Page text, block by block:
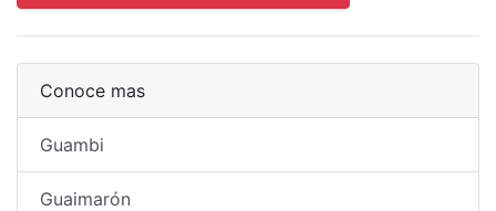
Conoce mas
Guambi
Guaimarón